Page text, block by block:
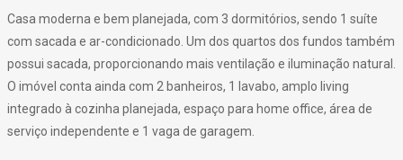
Casa moderna e bem planejada, com 3 dormitórios, sendo 1 suíte
com sacada e ar-condicionado. Um dos quartos dos fundos também
possui sacada, proporcionando mais ventilação e iluminação natural.
O imóvel conta ainda com 2 banheiros, 1 lavabo, amplo living
integrado à cozinha planejada, espaço para home office, área de
serviço independente e 1 vaga de garagem.